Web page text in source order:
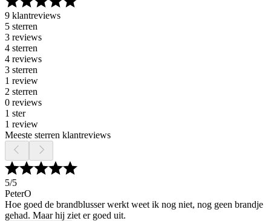
9 klantreviews
5 sterren
3 reviews
4 sterren
4 reviews
3 sterren
1 review
2 sterren
0 reviews
1 ster
1 review
Meeste sterren klantreviews
5/5
PeterO
Hoe goed de brandblusser werkt weet ik nog niet, nog geen brandje
gehad. Maar hij ziet er goed uit.